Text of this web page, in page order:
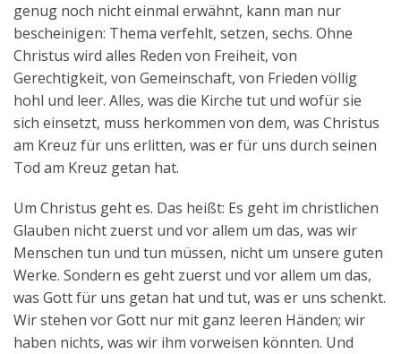
genug noch nicht einmal erwähnt, kann man nur
bescheinigen: Thema verfehlt, setzen, sechs. Ohne
Christus wird alles Reden von Freiheit, von
Gerechtigkeit, von Gemeinschaft, von Frieden völlig
hohl und leer. Alles, was die Kirche tut und wofür sie
sich einsetzt, muss herkommen von dem, was Christus
am Kreuz für uns erlitten, was er für uns durch seinen
Tod am Kreuz getan hat.
Um Christus geht es. Das heißt: Es geht im christlichen
Glauben nicht zuerst und vor allem um das, was wir
Menschen tun und tun müssen, nicht um unsere guten
Werke. Sondern es geht zuerst und vor allem um das,
was Gott für uns getan hat und tut, was er uns schenkt.
Wir stehen vor Gott nur mit ganz leeren Händen; wir
haben nichts, was wir ihm vorweisen könnten. Und